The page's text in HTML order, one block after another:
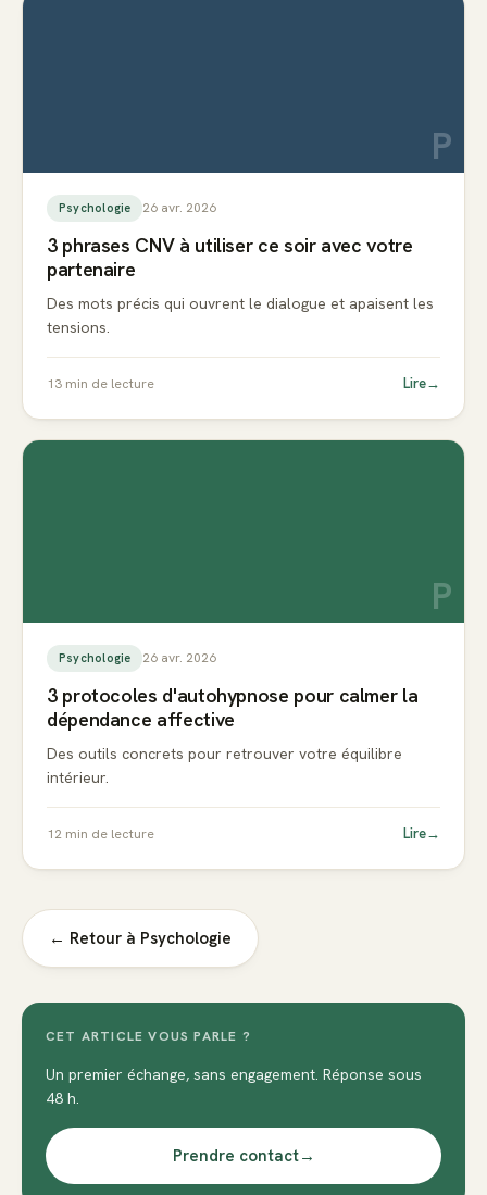
P
Psychologie 26 avr. 2026
3 phrases CNV à utiliser ce soir avec votre
partenaire
Des mots précis qui ouvrent le dialogue et apaisent les
tensions.
13 min de lecture Lire→
P
Psychologie 26 avr. 2026
3 protocoles d'autohypnose pour calmer la
dépendance affective
Des outils concrets pour retrouver votre équilibre
intérieur.
12 min de lecture Lire→
← Retour à Psychologie
CET ARTICLE VOUS PARLE ?
Un premier échange, sans engagement. Réponse sous
48 h.
Prendre contact→